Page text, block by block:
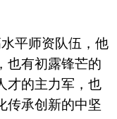
平师资队伍，他
也有初露锋芒的
才的主力军，也
传承创新的中坚